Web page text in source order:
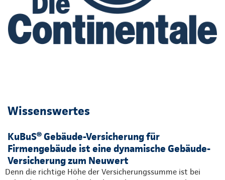
Wissenswertes
KuBuS® Gebäude-Versicherung für
Firmengebäude ist eine dynamische Gebäude-
Versicherung zum Neuwert
Denn die richtige Höhe der Versicherungssumme ist bei